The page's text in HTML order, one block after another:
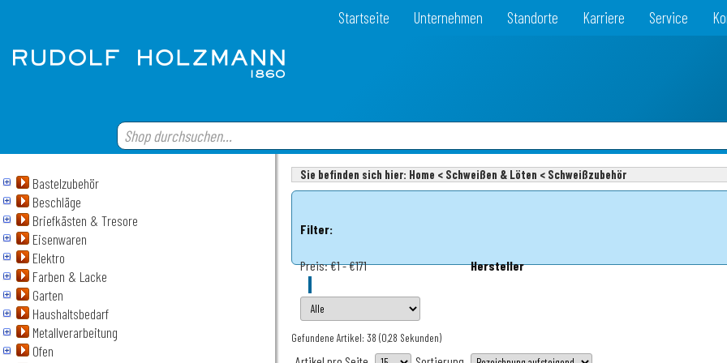
Startseite Unternehmen Standorte Karriere Service
Bastelzubehör
Beschläge
Briefkästen & Tresore
Eisenwaren
Elektro
Farben & Lacke
Garten
Haushaltsbedarf
Metallverarbeitung
Ofen
Sie befinden sich hier: Home < Schweißen & Löten < Schweißzubehör
Filter:
Preis:€1 - €171 Hersteller
Gefundene Artikel: 38 (0,28 Sekunden)